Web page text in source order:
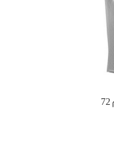
قرص ماشین ظرفشویی فیری پلاتینیوم 72